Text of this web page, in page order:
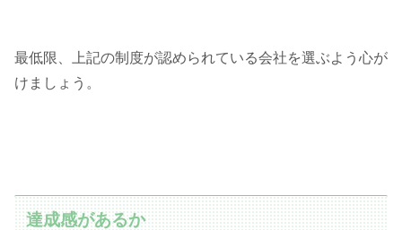
最低限、上記の制度が認められている会社を選ぶよう心が
けましょう。
達成感があるか